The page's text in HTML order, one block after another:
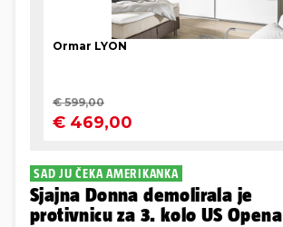
SAD JU ČEKA AMERIKANKA
Sjajna Donna demolirala je
protivnicu za 3. kolo US Opena